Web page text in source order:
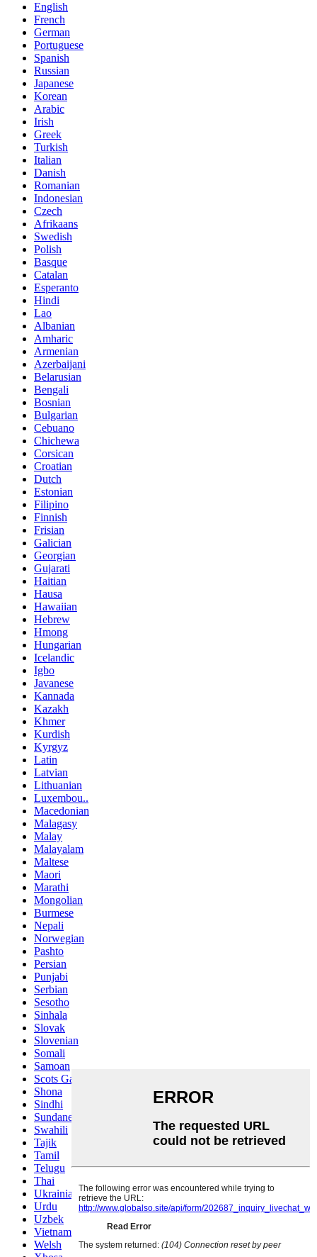
English
French
German
Portuguese
Spanish
Russian
Japanese
Korean
Arabic
Irish
Greek
Turkish
Italian
Danish
Romanian
Indonesian
Czech
Afrikaans
Swedish
Polish
Basque
Catalan
Esperanto
Hindi
Lao
Albanian
Amharic
Armenian
Azerbaijani
Belarusian
Bengali
Bosnian
Bulgarian
Cebuano
Chichewa
Corsican
Croatian
Dutch
Estonian
Filipino
Finnish
Frisian
Galician
Georgian
Gujarati
Haitian
Hausa
Hawaiian
Hebrew
Hmong
Hungarian
Icelandic
Igbo
Javanese
Kannada
Kazakh
Khmer
Kurdish
Kyrgyz
Latin
Latvian
Lithuanian
Luxembou..
Macedonian
Malagasy
Malay
Malayalam
Maltese
Maori
Marathi
Mongolian
Burmese
Nepali
Norwegian
Pashto
Persian
Punjabi
Serbian
Sesotho
Sinhala
Slovak
Slovenian
Somali
Samoan
Scots Gaelic
Shona
Sindhi
Sundanese
Swahili
Tajik
Tamil
Telugu
Thai
Ukrainian
Urdu
Uzbek
Vietnamese
Welsh